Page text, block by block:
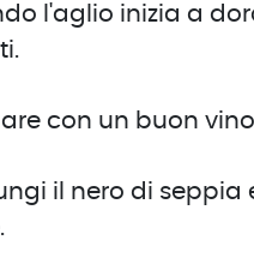
l'aglio inizia a
con un buon
il nero di seppia